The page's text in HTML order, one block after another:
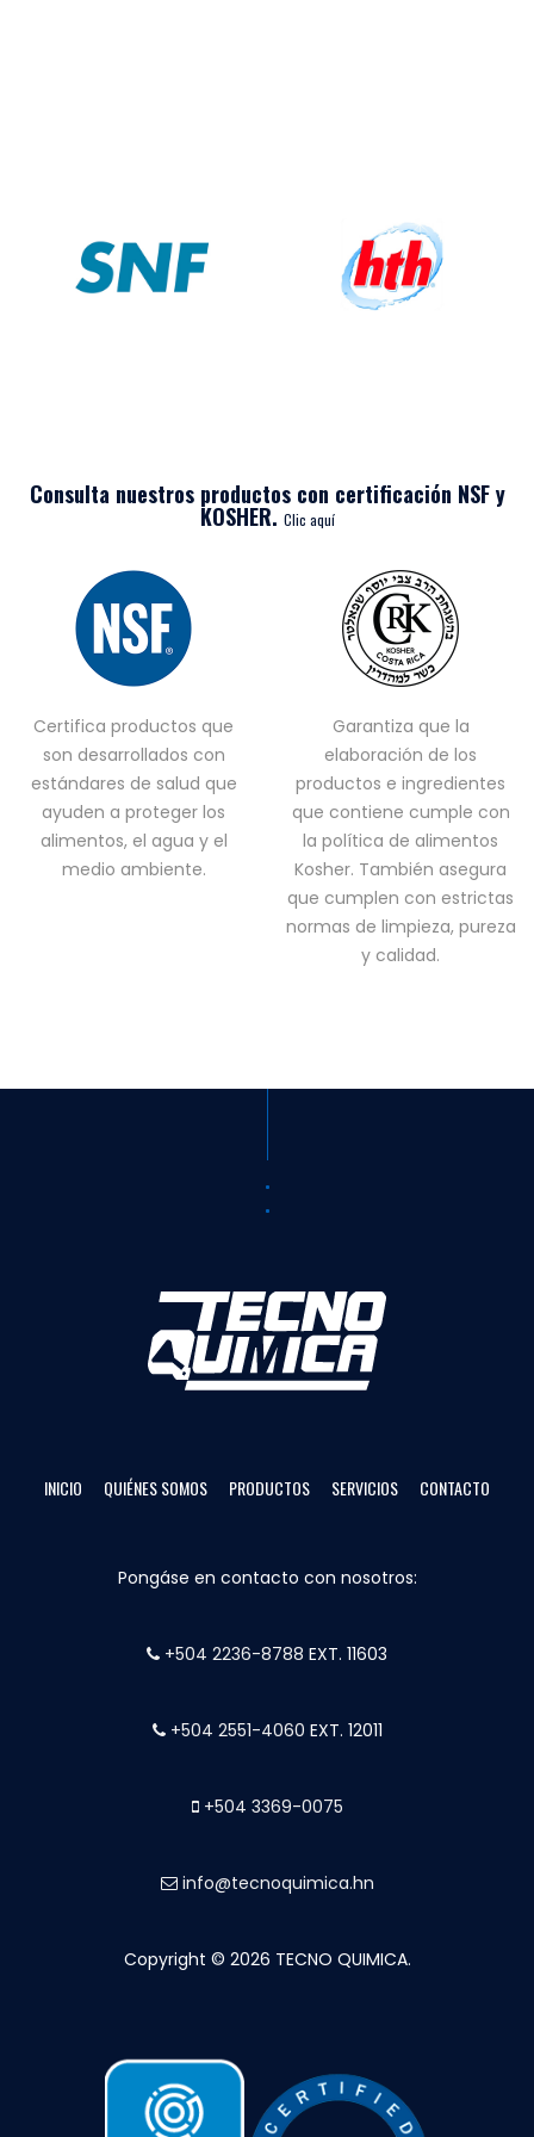
Consulta nuestros productos con certificación NSF y
KOSHER. Clic aquí
Certifica productos que
son desarrollados con
estándares de salud que
ayuden a proteger los
alimentos, el agua y el
medio ambiente.
Garantiza que la
elaboración de los
productos e ingredientes
que contiene cumple con
la política de alimentos
Kosher. También asegura
que cumplen con estrictas
normas de limpieza, pureza
y calidad.
INICIO QUIÉNES SOMOS PRODUCTOS SERVICIOS CONTACTO
Pongáse en contacto con nosotros:
+504 2236-8788 EXT. 11603
+504 2551-4060 EXT. 12011
+504 3369-0075
info@tecnoquimica.hn
Copyright © 2026 TECNO QUIMICA.